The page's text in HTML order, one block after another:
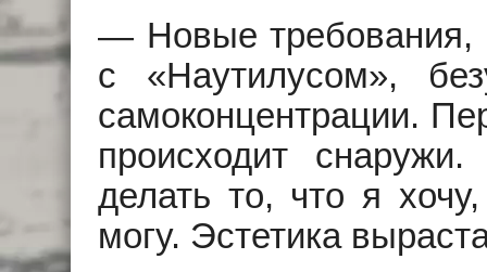
— Новые требования,
с «Наутилусом»,
самоконцентрации.
происходит
делать то, что я
могу. Эстетика